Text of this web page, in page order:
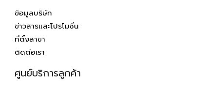
ข้อมูลบริษัท
ข่าวสารและโปรโมชั่น
ที่ตั้งสาขา
ติดต่อเรา
ศูนย์บริการลูกค้า